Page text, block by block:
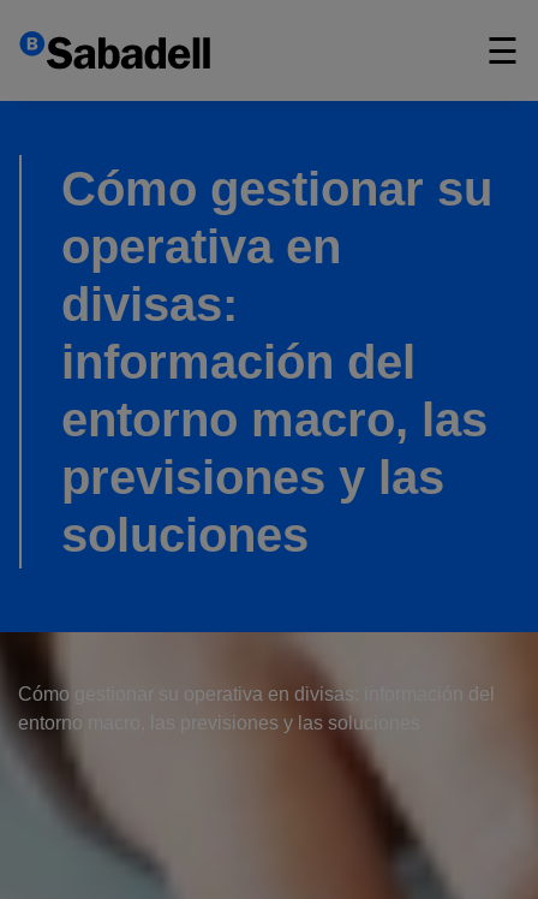
☰
×
Cómo gestionar su
operativa en
divisas:
información del
entorno macro, las
previsiones y las
soluciones
Cómo gestionar su operativa en divisas: información del
entorno macro, las previsiones y las soluciones